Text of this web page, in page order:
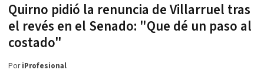
Quirno pidió la renuncia de Villarruel tras
el revés en el Senado: "Que dé un paso al
costado"
PoriProfesional